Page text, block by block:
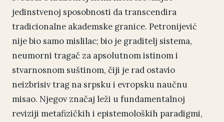
jedinstvenoj sposobnosti da transcendira
tradicionalne akademske granice. Petronijević
nije bio samo mislilac; bio je graditelj sistema,
neumorni tragač za apsolutnom istinom i
stvarnosnom suštinom, čiji je rad ostavio
neizbrisiv trag na srpsku i evropsku naučnu
misao. Njegov značaj leži u fundamentalnoj
reviziji metafizičkih i epistemoloških paradigmi,